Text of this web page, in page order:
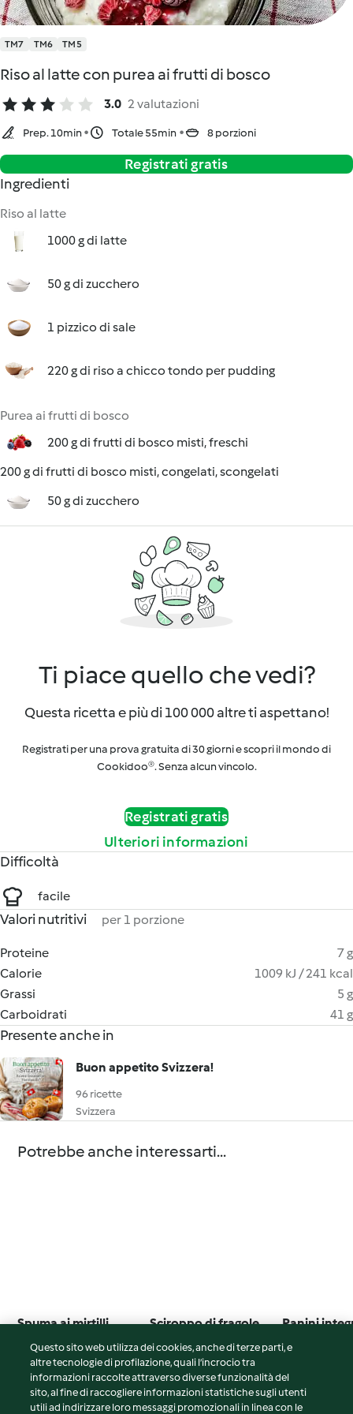
TM7 TM6 TM5
Riso al latte con purea ai frutti di bosco
3.0 2 valutazioni
Prep. 10min Totale 55min 8 porzioni
Registrati gratis
Ingredienti
Riso al latte
1000 g di latte
50 g di zucchero
1 pizzico di sale
220 g di riso a chicco tondo per pudding
Purea ai frutti di bosco
200 g di frutti di bosco misti, freschi
200 g di frutti di bosco misti, congelati, scongelati
50 g di zucchero
Ti piace quello che vedi?
Questa ricetta e più di 100 000 altre ti aspettano!
Registrati per una prova gratuita di 30 giorni e scopri il mondo di
Cookidoo®. Senza alcun vincolo.
Registrati gratis
Ulteriori informazioni
Difficoltà
facile
Valori nutritivi per 1 porzione
Proteine
7 g
Calorie
1009 kJ / 241 kcal
Grassi
5 g
Carboidrati
41 g
Presente anche in
Buon appetito Svizzera!
96 ricette
Svizzera
Potrebbe anche interessarti...
Spuma ai mirtilli
4.8 (12)
Sciroppo di fragole
5.0 (1)
Panini
ricotta e
verdure
Questo sito web utilizza dei cookies, anche di terze parti, e
altre tecnologie di profilazione, quali l’incrocio tra
informazioni raccolte attraverso diverse funzionalità del
sito, al fine di raccogliere informazioni statistiche sugli utenti
utili ad indirizzare loro messaggi promozionali in linea con le